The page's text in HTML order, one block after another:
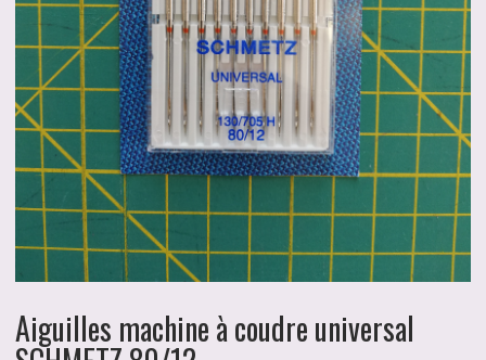
Aiguilles machine à coudre universal